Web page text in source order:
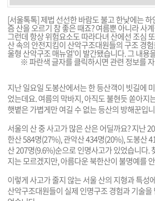
[서울톡톡] 제법 선선한 바람도 불고 한낮에는
즘 산을 오르기 참 좋은 때죠? 여름뿐 아니라 사
그런데 항상 위험요소도 따라다녀 산에선 조심
산 속의 안전지킴이 산악구조대원들의 구조 경
울형 산악구조 매뉴얼'이 발간됐습니다. 그 내용
※ 파란색 글자를 클릭하시면 관련 정보를
지난 일요일 도봉산에서는 한등산객이 빗길에
었는데요. 여름의 막바지, 아직도 불현듯 쏟아지
햇볕은 가볍게만 여길 수 없는 등산의 방해꾼입
서울의 산 중 사고가 많은 산은 어딜까요? 지난
한산 584명(27%), 관악산 434명(20%), 도봉산
산 207명(9.6%)순으로 인명사고가 있었습니다.
지는 모르겠지만, 아름다운 북한산이 불명예를
이렇게 사고가 줄지 않는 서울 산의 지형과 특성
산악구조대원들이 실제 인명구조 경험과 기술